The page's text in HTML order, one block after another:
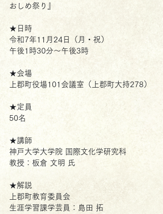
おしめ祭り』
★日時
令和7年11月24日（月・祝）
午後1時30分～午後3時
★会場
上郡町役場101会議室（上郡町大持278）
★定員
50名
★講師
神戸大学大学院 国際文化学研究科
教授：板倉 文明 氏
★解説
上郡町教育委員会
生涯学習課学芸員：島田 拓